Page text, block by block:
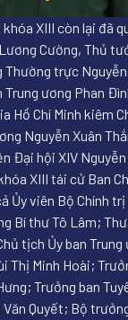
XIII còn lại đã
Cường, Thủ
trực
ương Phan
Hồ Chí Minh kiêm
Nguyễn Xuân
Đại hội XIV Nguyễn
XIII tái cử Ban
Ủy viên Bộ Chính
Bí thư Tô Lâm;
tịch Ủy ban
Thị Minh Hoài;
Trưởng ban
Văn Quyết; Bộ